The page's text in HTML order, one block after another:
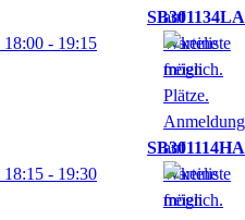
SB301134LA
18:00 - 19:15
SB301114HA
18:15 - 19:30